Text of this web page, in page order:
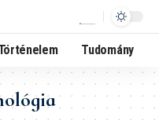
Tudomány